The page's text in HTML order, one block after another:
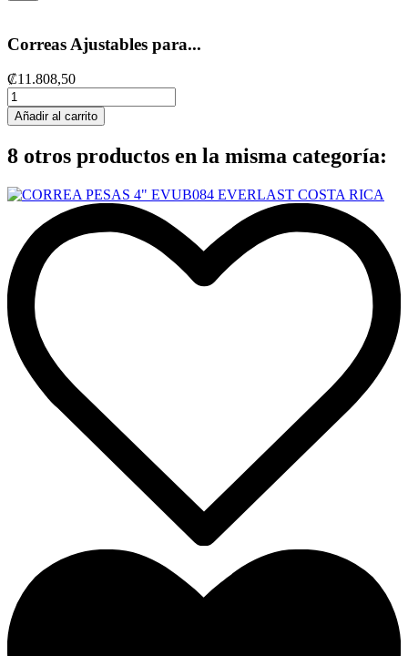
Correas Ajustables para...
₡11.808,50
Añadir al carrito
8 otros productos en la misma categoría: